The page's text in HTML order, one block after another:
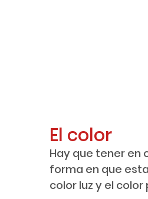
El color
Hay que tener en
forma en que
color luz y el